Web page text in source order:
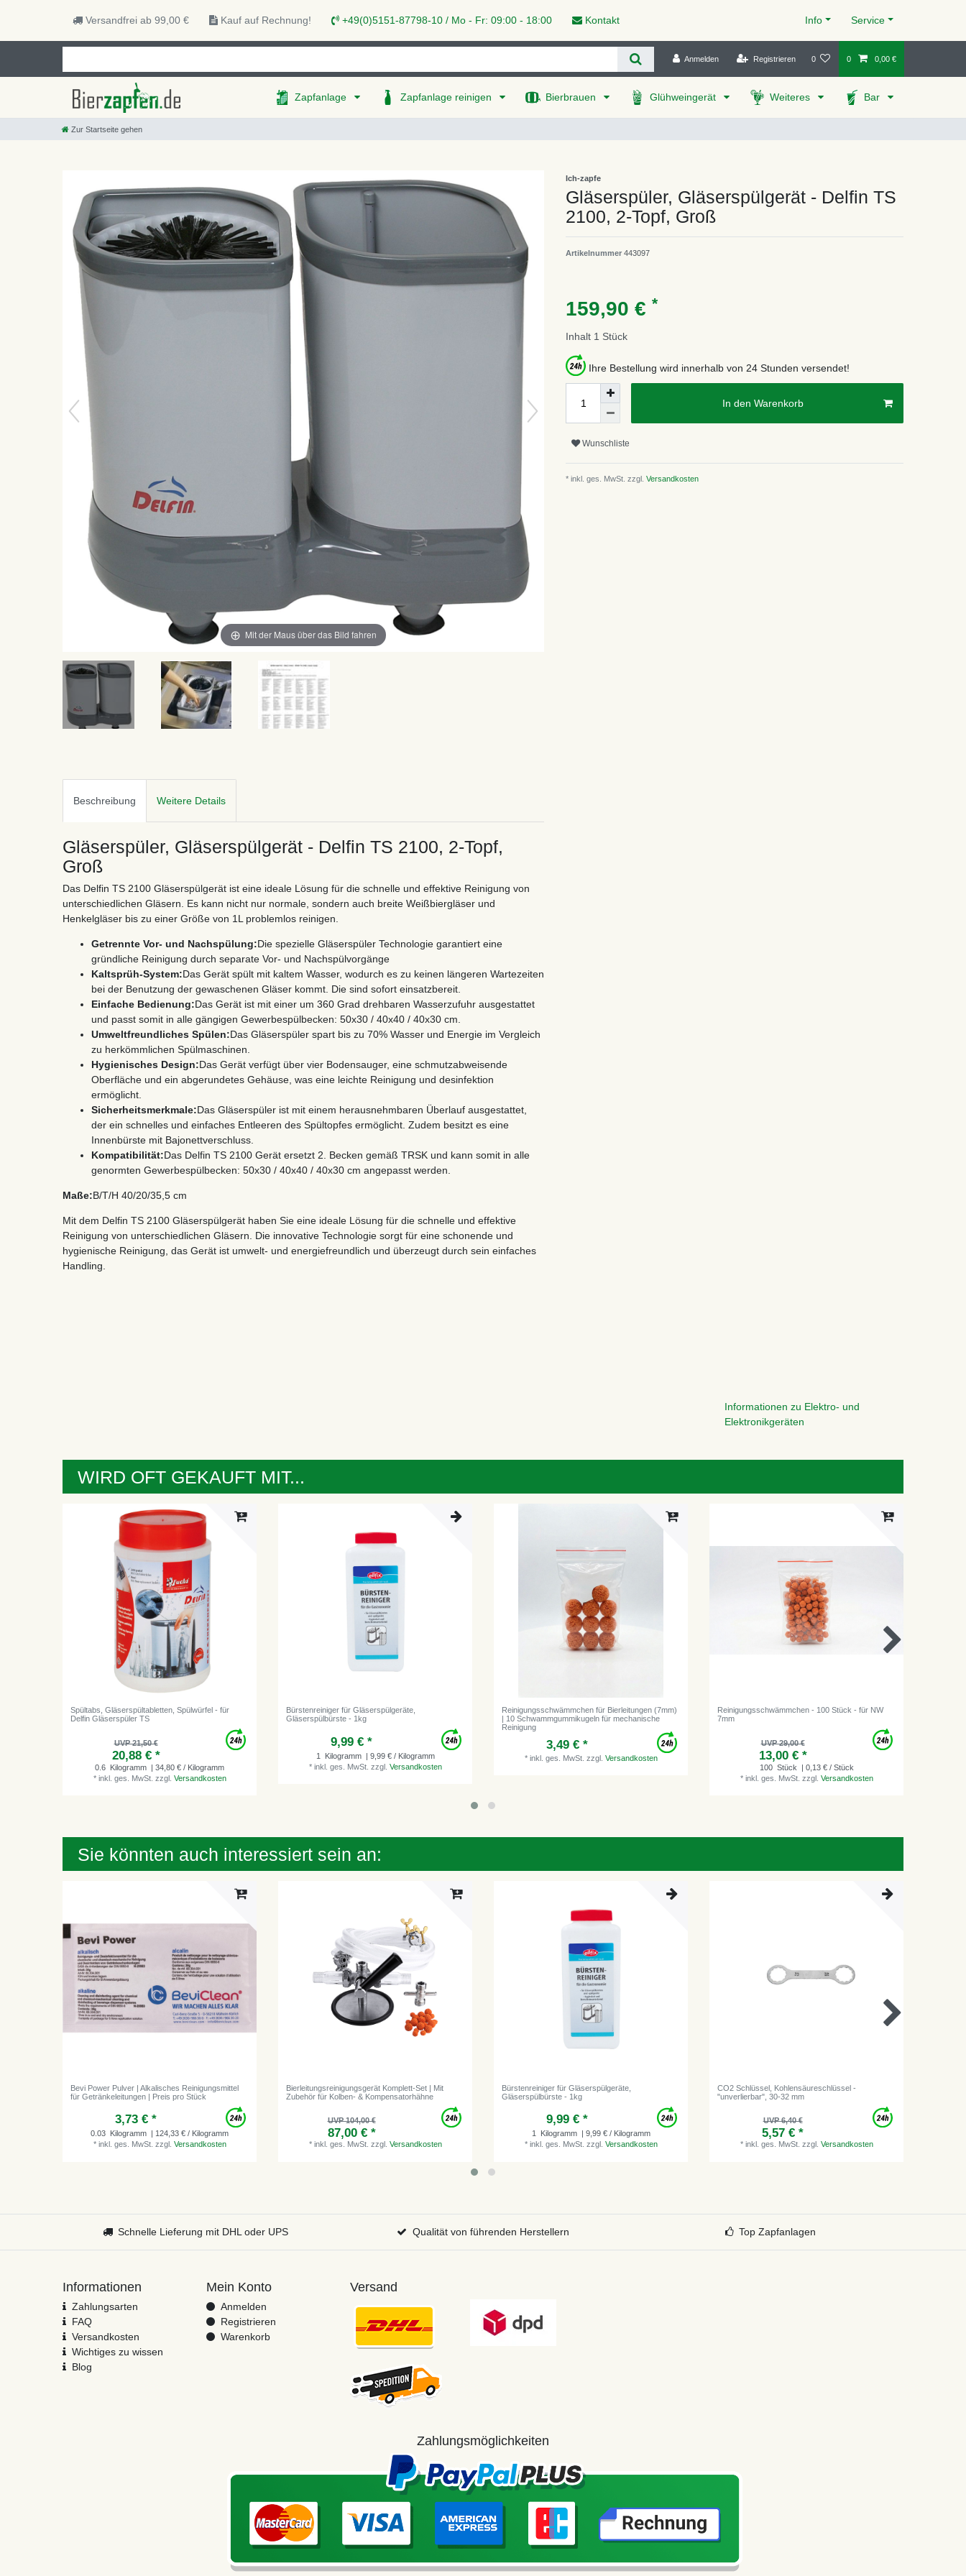
Versandfrei ab 99,00 € Kauf auf Rechnung! +49(0)5151-87798-10 / Mo - Fr: 09:00 - 18:00 Kontakt Info Service
Anmelden Registrieren 0 0 0,00 €
Zapfanlage Zapfanlage reinigen Bierbrauen Glühweingerät Weiteres Bar
Zur Startseite gehen
Mit der Maus über das Bild fahren
Ich-zapfe
Gläserspüler, Gläserspülgerät - Delfin TS
2100, 2-Topf, Groß
Artikelnummer 443097
159,90 € *
Inhalt 1 Stück
Ihre Bestellung wird innerhalb von 24 Stunden versendet!
In den Warenkorb
Wunschliste
* inkl. ges. MwSt. zzgl. Versandkosten
Beschreibung Weitere Details
Gläserspüler, Gläserspülgerät - Delfin TS 2100, 2-Topf,
Groß
Das Delfin TS 2100 Gläserspülgerät ist eine ideale Lösung für die schnelle und effektive Reinigung von
unterschiedlichen Gläsern. Es kann nicht nur normale, sondern auch breite Weißbiergläser und
Henkelgläser bis zu einer Größe von 1L problemlos reinigen.
Getrennte Vor- und Nachspülung:Die spezielle Gläserspüler Technologie garantiert eine
gründliche Reinigung durch separate Vor- und Nachspülvorgänge
Kaltsprüh-System:Das Gerät spült mit kaltem Wasser, wodurch es zu keinen längeren Wartezeiten
bei der Benutzung der gewaschenen Gläser kommt. Die sind sofort einsatzbereit.
Einfache Bedienung:Das Gerät ist mit einer um 360 Grad drehbaren Wasserzufuhr ausgestattet
und passt somit in alle gängigen Gewerbespülbecken: 50x30 / 40x40 / 40x30 cm.
Umweltfreundliches Spülen:Das Gläserspüler spart bis zu 70% Wasser und Energie im Vergleich
zu herkömmlichen Spülmaschinen.
Hygienisches Design:Das Gerät verfügt über vier Bodensauger, eine schmutzabweisende
Oberfläche und ein abgerundetes Gehäuse, was eine leichte Reinigung und desinfektion
ermöglicht.
Sicherheitsmerkmale:Das Gläserspüler ist mit einem herausnehmbaren Überlauf ausgestattet,
der ein schnelles und einfaches Entleeren des Spültopfes ermöglicht. Zudem besitzt es eine
Innenbürste mit Bajonettverschluss.
Kompatibilität:Das Delfin TS 2100 Gerät ersetzt 2. Becken gemäß TRSK und kann somit in alle
genormten Gewerbespülbecken: 50x30 / 40x40 / 40x30 cm angepasst werden.
Maße:B/T/H 40/20/35,5 cm
Mit dem Delfin TS 2100 Gläserspülgerät haben Sie eine ideale Lösung für die schnelle und effektive
Reinigung von unterschiedlichen Gläsern. Die innovative Technologie sorgt für eine schonende und
hygienische Reinigung, das Gerät ist umwelt- und energiefreundlich und überzeugt durch sein einfaches
Handling.
Informationen zu Elektro- und
Elektronikgeräten
WIRD OFT GEKAUFT MIT...
Spültabs, Gläserspültabletten, Spülwürfel - für
Delfin Gläserspüler TS
UVP 21,50 €
20,88 € *
0.6 Kilogramm | 34,80 € / Kilogramm
* inkl. ges. MwSt. zzgl. Versandkosten
Bürstenreiniger für Gläserspülgeräte,
Gläserspülbürste - 1kg
9,99 € *
1 Kilogramm
| 9,99 € / Kilogramm
* inkl. ges. MwSt. zzgl. Versandkosten
Reinigungsschwämmchen für Bierleitungen (7mm)
| 10 Schwammgummikugeln für mechanische
Reinigung
3,49 € *
* inkl. ges. MwSt. zzgl. Versandkosten
Reinigungsschwämmchen - 100 Stück - für NW
7mm
UVP 29,00 €
13,00 € *
100 Stück
| 0,13 € / Stück
* inkl. ges. MwSt. zzgl. Versandkosten
Sie könnten auch interessiert sein an:
Bevi Power Pulver | Alkalisches Reinigungsmittel
für Getränkeleitungen | Preis pro Stück
3,73 € *
0.03 Kilogramm
| 124,33 € / Kilogramm
* inkl. ges. MwSt. zzgl. Versandkosten
Bierleitungsreinigungsgerät Komplett-Set | Mit
Zubehör für Kolben- & Kompensatorhähne
UVP 104,00 €
87,00 € *
* inkl. ges. MwSt. zzgl. Versandkosten
Bürstenreiniger für Gläserspülgeräte,
Gläserspülbürste - 1kg
9,99 € *
1 Kilogramm
| 9,99 € / Kilogramm
* inkl. ges. MwSt. zzgl. Versandkosten
CO2 Schlüssel, Kohlensäureschlüssel -
"unverlierbar", 30-32 mm
UVP 6,40 €
5,57 € *
* inkl. ges. MwSt. zzgl. Versandkosten
Schnelle Lieferung mit DHL oder UPS Qualität von führenden Herstellern Top Zapfanlagen
Informationen
Zahlungsarten
FAQ
Versandkosten
Wichtiges zu wissen
Blog
Mein Konto
Anmelden
Registrieren
Warenkorb
Versand
Zahlungsmöglichkeiten